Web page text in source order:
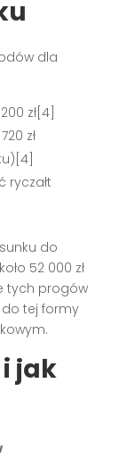
dla
zł[4]
zł
ryczałt
do
52 000 zł
tych progów
tej formy
jak